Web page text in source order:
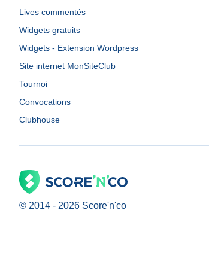
Lives commentés
Widgets gratuits
Widgets - Extension Wordpress
Site internet MonSiteClub
Tournoi
Convocations
Clubhouse
© 2014 - 2026 Score'n'co